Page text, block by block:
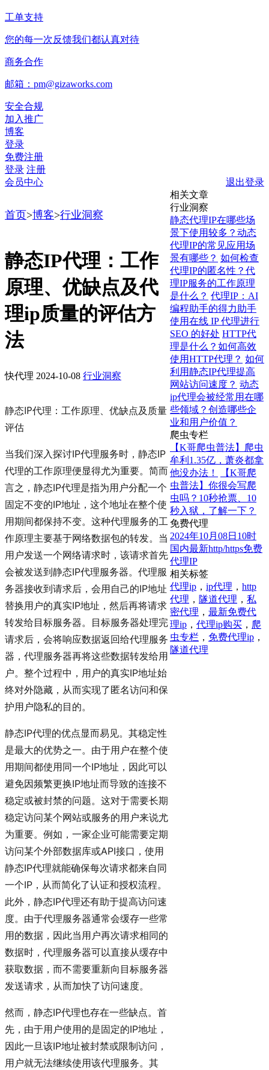
工单支持
您的每一次反馈我们都认真对待
商务合作
邮箱：pm@gizaworks.com
安全合规
加入推广
博客
登录
免费注册
登录 注册
会员中心
退出登录
首页>博客>行业洞察
静态IP代理：工作
原理、优缺点及代
理ip质量的评估方
法
快代理 2024-10-08 行业洞察
静态IP代理：工作原理、优缺点及质量
评估
当我们深入探讨IP代理服务时，静态IP
代理的工作原理便显得尤为重要。简而
言之，静态IP代理是指为用户分配一个
固定不变的IP地址，这个地址在整个使
用期间都保持不变。这种代理服务的工
作原理主要基于网络数据包的转发。当
用户发送一个网络请求时，该请求首先
会被发送到静态IP代理服务器。代理服
务器接收到请求后，会用自己的IP地址
替换用户的真实IP地址，然后再将请求
转发给目标服务器。目标服务器处理完
请求后，会将响应数据返回给代理服务
器，代理服务器再将这些数据转发给用
户。整个过程中，用户的真实IP地址始
终对外隐藏，从而实现了匿名访问和保
护用户隐私的目的。
静态IP代理的优点显而易见。其稳定性
是最大的优势之一。由于用户在整个使
用期间都使用同一个IP地址，因此可以
避免因频繁更换IP地址而导致的连接不
稳定或被封禁的问题。这对于需要长期
稳定访问某个网站或服务的用户来说尤
为重要。例如，一家企业可能需要定期
访问某个外部数据库或API接口，使用
静态IP代理就能确保每次请求都来自同
一个IP，从而简化了认证和授权流程。
此外，静态IP代理还有助于提高访问速
度。由于代理服务器通常会缓存一些常
用的数据，因此当用户再次请求相同的
数据时，代理服务器可以直接从缓存中
获取数据，而不需要重新向目标服务器
发送请求，从而加快了访问速度。
然而，静态IP代理也存在一些缺点。首
先，由于用户使用的是固定的IP地址，
因此一旦该IP地址被封禁或限制访问，
用户就无法继续使用该代理服务。其
相关文章
行业洞察
静态代理IP在哪些场
景下使用较多？动态
代理IP的常见应用场
景有哪些？ 如何检查
代理IP的匿名性？代
理IP服务的工作原理
是什么？ 代理IP：AI
编程助手的得力助手
使用在线 IP 代理进行
SEO 的好处 HTTP代
理是什么？如何高效
使用HTTP代理？ 如何
利用静态IP代理提高
网站访问速度？ 动态
ip代理会被经常用在哪
些领域？创造哪些企
业和用户价值？
爬虫专栏
【K哥爬虫普法】爬虫
牟利1.35亿，萧炎都拿
他没办法！
【K哥爬
虫普法】你很会写爬
虫吗？10秒抢票、10
秒入狱，了解一下？
免费代理
2024年10月08日10时
国内最新http/https免费
代理IP
相关标签
代理ip ，ip代理 ，http
代理 ， 隧道代理 ，私
密代理 ，最新免费代
理ip ，代理ip购买 ， 爬
虫专栏 ， 免费代理ip ，
隧道代理